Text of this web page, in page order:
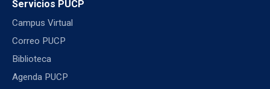
Servicios PUCP
Campus Virtual
Correo PUCP
Biblioteca
Agenda PUCP